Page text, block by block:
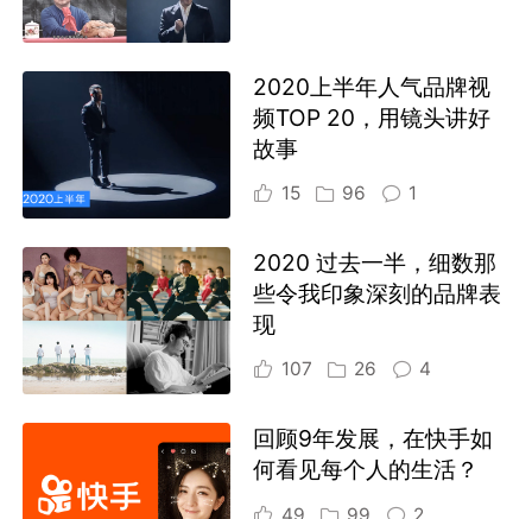
2020上半年人气品牌视
频TOP 20，用镜头讲好
故事
15 96 1
2020 过去一半，细数那
些令我印象深刻的品牌表
现
107 26 4
回顾9年发展，在快手如
何看见每个人的生活？